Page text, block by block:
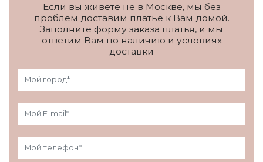
Если вы живете не в Москве, мы без
проблем доставим платье к Вам домой.
Заполните форму заказа платья, и мы
ответим Вам по наличию и условиях
доставки